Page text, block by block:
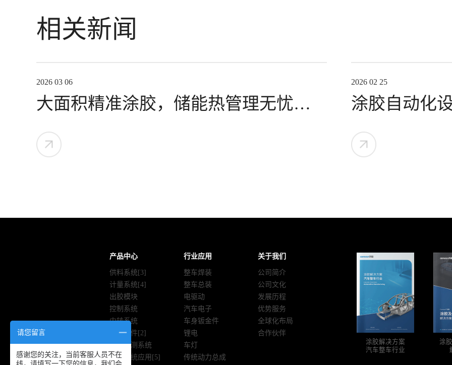
相关新闻
2026 03 06
大面积精准涂胶，储能热管理无忧！
2026 02 25
涂胶自动化
产品中心
供料系统[3]
计量系统[4]
出胶模块
控制系统
中转系统
流体组件[2]
视觉检测系统
涂胶系统应用[5]
行业应用
整车焊装
整车总装
电驱动
汽车电子
车身钣金件
锂电
车灯
传统动力总成
关于我们
公司简介
公司文化
发展历程
优势服务
全球化布局
合作伙伴
涂胶解决方案
汽车整车行业
涂
请您留言
感谢您的关注，当前客服人员不在